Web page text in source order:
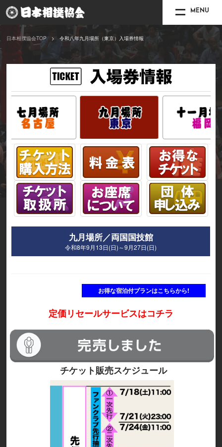
MENU
日本相撲協会TOP 令和八年九月場所（東京）入場券情報
九月場所／両国国技館
令和8年9月13日(日)～9月27日(日)
お得な宿泊付プランはこちらから!
定価リセールサービスはコチラ
チケット販売スケジュール